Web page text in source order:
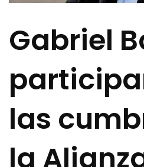
Gabriel
las
la